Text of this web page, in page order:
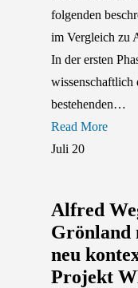
folgenden
im Vergleich zu
In der ersten
wissenschaftlich
bestehenden…
Read More
Juli 20
Alfred
Grönland
neu
Projekt